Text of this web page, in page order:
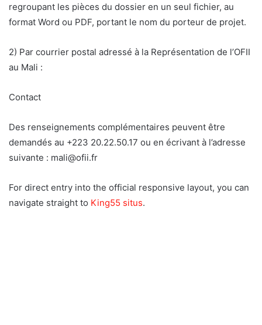
regroupant les pièces du dossier en un seul fichier, au
format Word ou PDF, portant le nom du porteur de projet.
2) Par courrier postal adressé à la Représentation de l’OFII
au Mali :
Contact
Des renseignements complémentaires peuvent être
demandés au +223 20.22.50.17 ou en écrivant à l’adresse
suivante : mali@ofii.fr
For direct entry into the official responsive layout, you can
navigate straight to King55 situs.